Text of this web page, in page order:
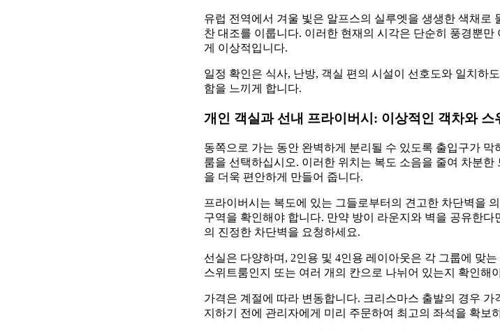
유럽 전역에서 겨울 빛은 알프스의 실루엣을 생생한 색채로
찬 대조를 이룹니다. 이러한 현재의 시각은 단순히 풍경뿐
게 이상적입니다.
일정 확인은 식사, 난방, 객실 편의 시설이 선호도와 일치하
함을 느끼게 합니다.
개인 객실과 선내 프라이버시: 이상적인 객차와 스
동쪽으로 가는 동안 완벽하게 분리될 수 있도록 출입구가
룸을 선택하십시오. 이러한 위치는 복도 소음을 줄여 차분
을 더욱 편안하게 만들어 줍니다.
프라이버시는 복도에 있는 그들로부터의 견고한 차단벽을
구역을 확인해야 합니다. 만약 방이 라운지와 벽을 공유한다
의 진정한 차단벽을 요청하세요.
선실은 다양하며, 2인용 및 4인용 레이아웃은 각 그룹에 맞
스위트룸인지 또는 여러 개의 칸으로 나뉘어 있는지 확인해
가격은 계절에 따라 변동합니다. 크리스마스 출발의 경우
지하기 전에 관리자에게 미리 주문하여 최고의 좌석을 확보